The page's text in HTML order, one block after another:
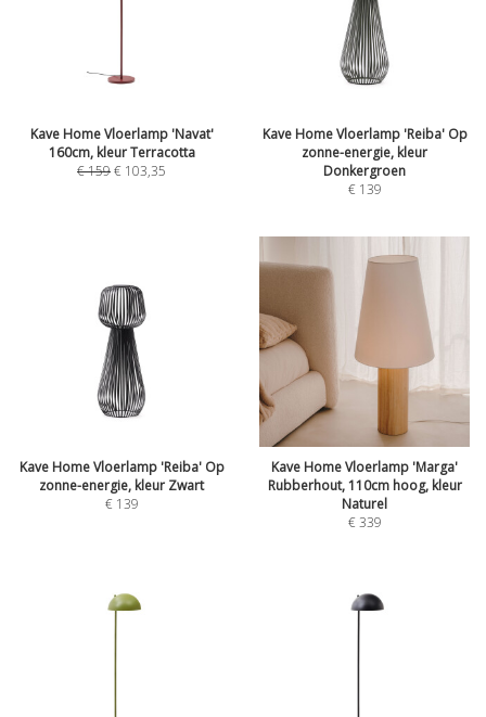
Kave Home Vloerlamp 'Navat'
160cm, kleur Terracotta
€159€ 103,35
Kave Home Vloerlamp 'Reiba' Op
zonne-energie, kleur
Donkergroen
€ 139
Kave Home Vloerlamp 'Reiba' Op
zonne-energie, kleur Zwart
€ 139
Kave Home Vloerlamp 'Marga'
Rubberhout, 110cm hoog, kleur
Naturel
€339